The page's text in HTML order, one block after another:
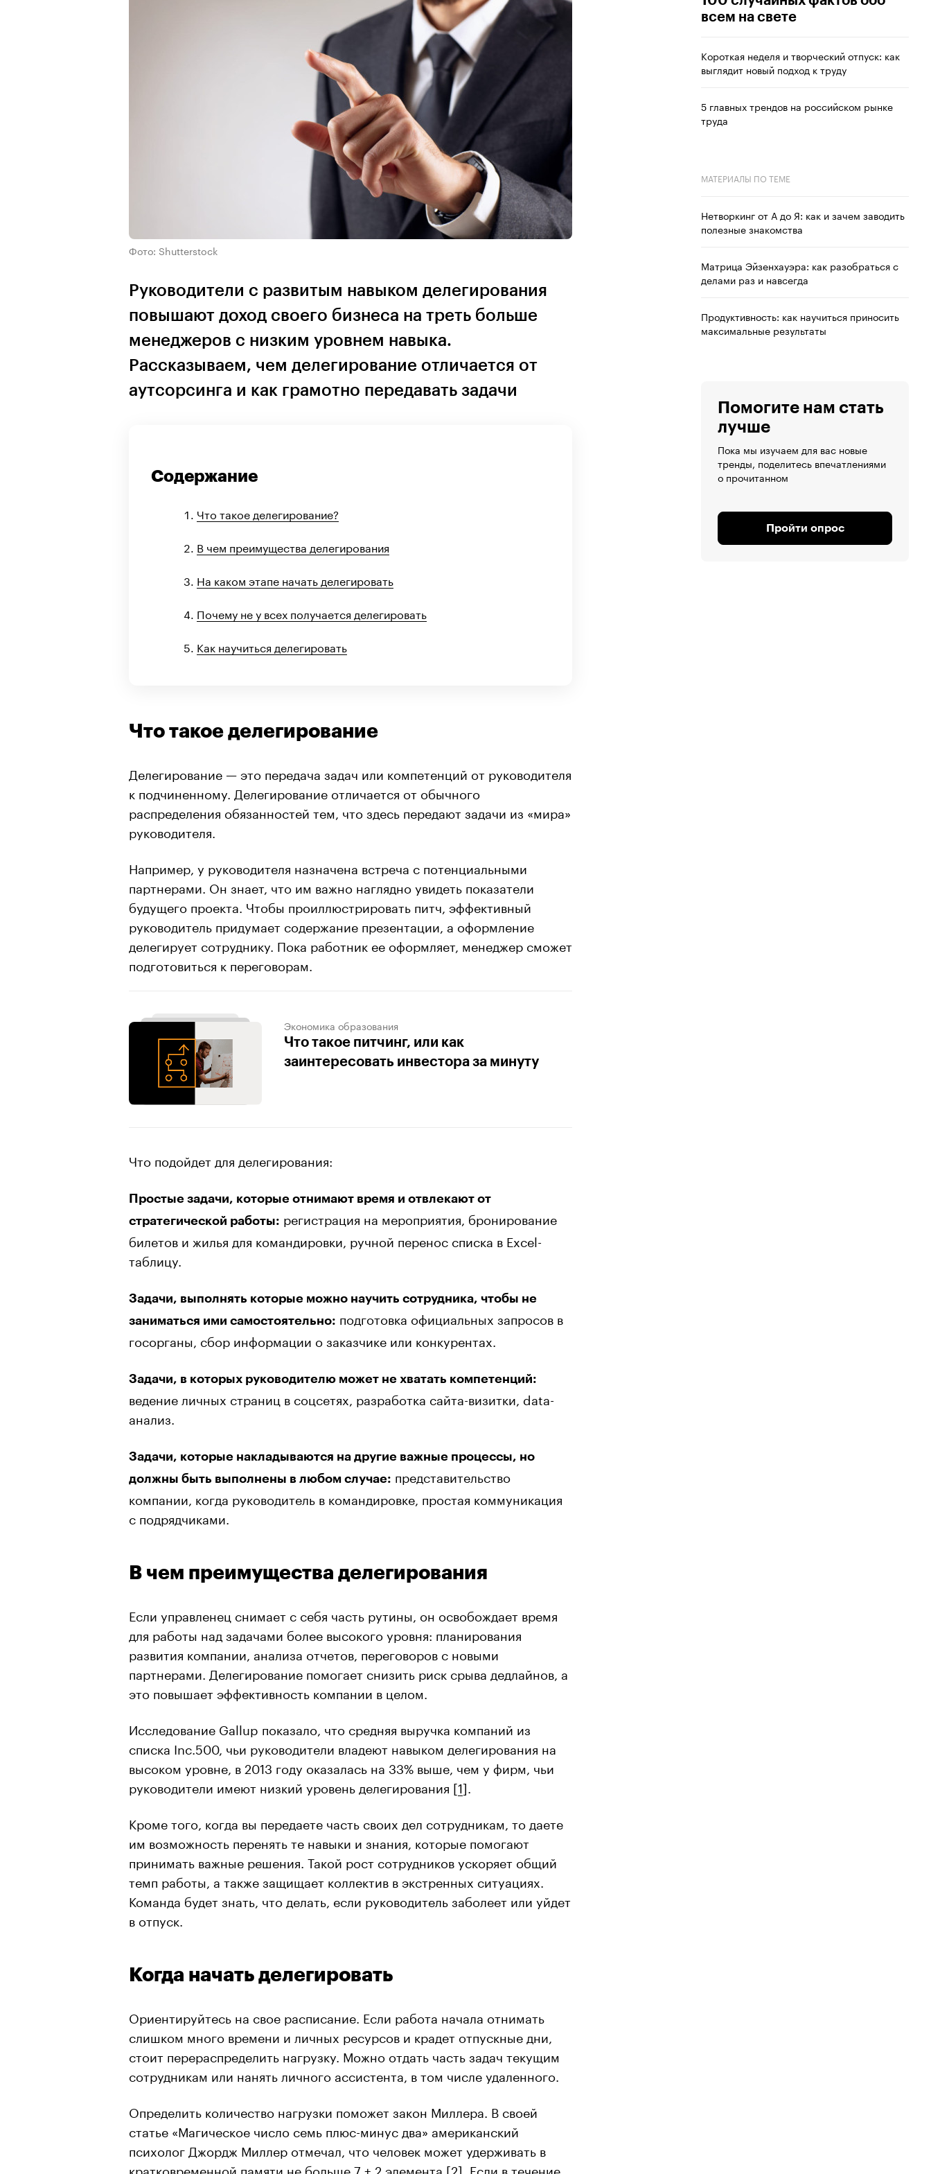
Фото: Shutterstock
Руководители с развитым навыком делегирования
повышают доход своего бизнеса на треть больше
менеджеров с низким уровнем навыка.
Рассказываем, чем делегирование отличается от
аутсорсинга и как грамотно передавать задачи
Содержание
Что такое делегирование?
В чем преимущества делегирования
На каком этапе начать делегировать
Почему не у всех получается делегировать
Как научиться делегировать
Что такое делегирование
Делегирование — это передача задач или компетенций от руководителя
к подчиненному. Делегирование отличается от обычного
распределения обязанностей тем, что здесь передают задачи из «мира»
руководителя.
Например, у руководителя назначена встреча с потенциальными
партнерами. Он знает, что им важно наглядно увидеть показатели
будущего проекта. Чтобы проиллюстрировать питч, эффективный
руководитель придумает содержание презентации, а оформление
делегирует сотруднику. Пока работник ее оформляет, менеджер сможет
подготовиться к переговорам.
Экономика образования
Что такое питчинг, или как
заинтересовать инвестора за минуту
Что подойдет для делегирования:
Простые задачи, которые отнимают время и отвлекают от
стратегической работы: регистрация на мероприятия, бронирование
билетов и жилья для командировки, ручной перенос списка в Excel-
таблицу.
Задачи, выполнять которые можно научить сотрудника, чтобы не
заниматься ими самостоятельно: подготовка официальных запросов в
госорганы, сбор информации о заказчике или конкурентах.
Задачи, в которых руководителю может не хватать компетенций:
ведение личных страниц в соцсетях, разработка сайта-визитки, data-
анализ.
Задачи, которые накладываются на другие важные процессы, но
должны быть выполнены в любом случае: представительство
компании, когда руководитель в командировке, простая коммуникация
с подрядчиками.
В чем преимущества делегирования
Если управленец снимает с себя часть рутины, он освобождает время
для работы над задачами более высокого уровня: планирования
развития компании, анализа отчетов, переговоров с новыми
партнерами. Делегирование помогает снизить риск срыва дедлайнов, а
это повышает эффективность компании в целом.
Исследование Gallup показало, что средняя выручка компаний из
списка Inc.500, чьи руководители владеют навыком делегирования на
высоком уровне, в 2013 году оказалась на 33% выше, чем у фирм, чьи
руководители имеют низкий уровень делегирования [1].
Кроме того, когда вы передаете часть своих дел сотрудникам, то даете
им возможность перенять те навыки и знания, которые помогают
принимать важные решения. Такой рост сотрудников ускоряет общий
темп работы, а также защищает коллектив в экстренных ситуациях.
Команда будет знать, что делать, если руководитель заболеет или уйдет
в отпуск.
Когда начать делегировать
Ориентируйтесь на свое расписание. Если работа начала отнимать
слишком много времени и личных ресурсов и крадет отпускные дни,
стоит перераспределить нагрузку. Можно отдать часть задач текущим
сотрудникам или нанять личного ассистента, в том числе удаленного.
Определить количество нагрузки поможет закон Миллера. В своей
статье «Магическое число семь плюс-минус два» американский
психолог Джордж Миллер отмечал, что человек может удерживать в
кратковременной памяти не больше 7 ± 2 элемента [2]. Если в течение
всем на свете
Короткая неделя и творческий отпуск: как
выглядит новый подход к труду
5 главных трендов на российском рынке
труда
МАТЕРИАЛЫ ПО ТЕМЕ
Нетворкинг от А до Я: как и зачем заводить
полезные знакомства
Матрица Эйзенхауэра: как разобраться с
делами раз и навсегда
Продуктивность: как научиться приносить
максимальные результаты
Помогите нам стать
лучше
Пока мы изучаем для вас новые
тренды, поделитесь впечатлениями
о прочитанном
Пройти опрос